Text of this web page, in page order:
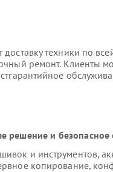
техники по
ремонт. Клиенты
решение и
и инструментов,
копирование,